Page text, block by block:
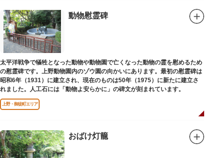
動物慰霊碑
太平洋戦争で犠牲となった動物や動物園で亡くなった動物の霊を慰めるため
の慰霊碑です。上野動物園内のゾウ園の向かいにあります。最初の慰霊碑は
昭和6年（1931）に建立され、現在のものは50年（1975）に新たに建立さ
れました。人工石には「動物よ安らかに」の碑文が刻まれています。
上野・御徒町エリア
おばけ灯籠